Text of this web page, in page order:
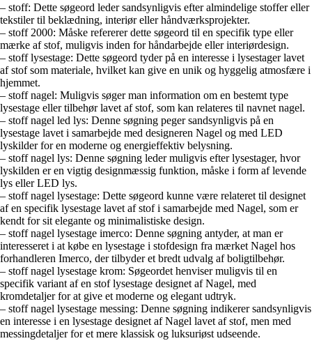
– stoff: Dette søgeord leder sandsynligvis efter almindelige stoffer eller
tekstiler til beklædning, interiør eller håndværksprojekter.
– stoff 2000: Måske refererer dette søgeord til en specifik type eller
mærke af stof, muligvis inden for håndarbejde eller interiørdesign.
– stoff lysestage: Dette søgeord tyder på en interesse i lysestager lavet
af stof som materiale, hvilket kan give en unik og hyggelig atmosfære i
hjemmet.
– stoff nagel: Muligvis søger man information om en bestemt type
lysestage eller tilbehør lavet af stof, som kan relateres til navnet nagel.
– stoff nagel led lys: Denne søgning peger sandsynligvis på en
lysestage lavet i samarbejde med designeren Nagel og med LED
lyskilder for en moderne og energieffektiv belysning.
– stoff nagel lys: Denne søgning leder muligvis efter lysestager, hvor
lyskilden er en vigtig designmæssig funktion, måske i form af levende
lys eller LED lys.
– stoff nagel lysestage: Dette søgeord kunne være relateret til designet
af en specifik lysestage lavet af stof i samarbejde med Nagel, som er
kendt for sit elegante og minimalistiske design.
– stoff nagel lysestage imerco: Denne søgning antyder, at man er
interesseret i at købe en lysestage i stofdesign fra mærket Nagel hos
forhandleren Imerco, der tilbyder et bredt udvalg af boligtilbehør.
– stoff nagel lysestage krom: Søgeordet henviser muligvis til en
specifik variant af en stof lysestage designet af Nagel, med
kromdetaljer for at give et moderne og elegant udtryk.
– stoff nagel lysestage messing: Denne søgning indikerer sandsynligvis
en interesse i en lysestage designet af Nagel lavet af stof, men med
messingdetaljer for et mere klassisk og luksuriøst udseende.